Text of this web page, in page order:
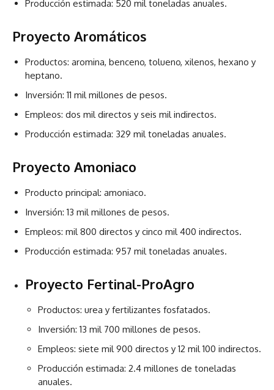
Producción estimada: 520 mil toneladas anuales.
Proyecto Aromáticos
Productos: aromina, benceno, tolueno, xilenos, hexano y
heptano.
Inversión: 11 mil millones de pesos.
Empleos: dos mil directos y seis mil indirectos.
Producción estimada: 329 mil toneladas anuales.
Proyecto Amoniaco
Producto principal: amoniaco.
Inversión: 13 mil millones de pesos.
Empleos: mil 800 directos y cinco mil 400 indirectos.
Producción estimada: 957 mil toneladas anuales.
Proyecto Fertinal-ProAgro
Productos: urea y fertilizantes fosfatados.
Inversión: 13 mil 700 millones de pesos.
Empleos: siete mil 900 directos y 12 mil 100 indirectos.
Producción estimada: 2.4 millones de toneladas
anuales.